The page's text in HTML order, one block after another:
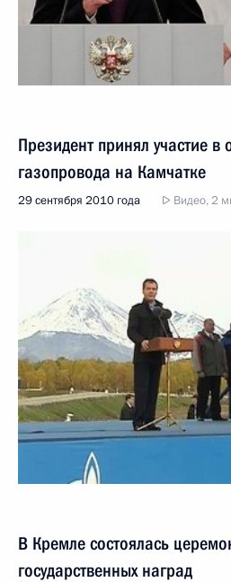
Президент принял участие в
газопровода на Камчатке
29 сентября 2010 года Видео, 2
В Кремле состоялась
государственных наград